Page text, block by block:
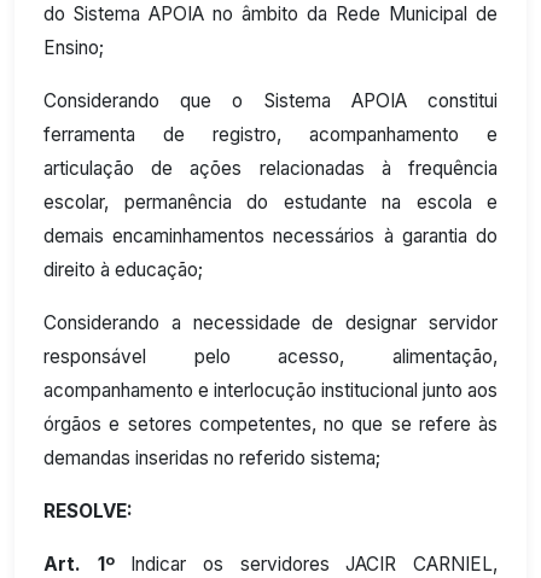
do Sistema APOIA no âmbito da Rede Municipal de
Ensino;
Considerando que o Sistema APOIA constitui
ferramenta de registro, acompanhamento e
articulação de ações relacionadas à frequência
escolar, permanência do estudante na escola e
demais encaminhamentos necessários à garantia do
direito à educação;
Considerando a necessidade de designar servidor
responsável pelo acesso, alimentação,
acompanhamento e interlocução institucional junto aos
órgãos e setores competentes, no que se refere às
demandas inseridas no referido sistema;
RESOLVE:
Art. 1ºIndicar os servidores JACIR CARNIEL,